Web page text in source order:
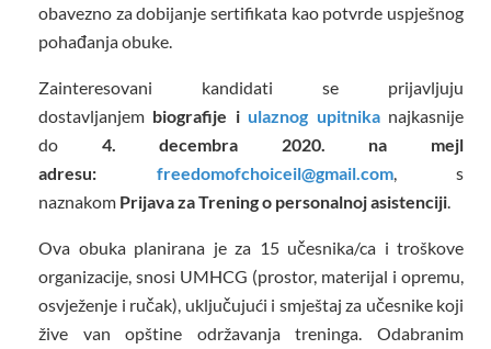
obavezno za dobijanje sertifikata kao potvrde uspješnog
pohađanja obuke.
Zainteresovani kandidati se prijavljuju
dostavljanjem biografije i ulaznog upitnika najkasnije
do 4. decembra 2020. na mejl
adresu:
freedomofchoiceil@gmail.com, s
naznakom Prijava za Trening o personalnoj asistenciji.
Ova obuka planirana je za 15 učesnika/ca i troškove
organizacije, snosi UMHCG (prostor, materijal i opremu,
osvježenje i ručak), uključujući i smještaj za učesnike koji
žive van opštine održavanja treninga. Odabranim